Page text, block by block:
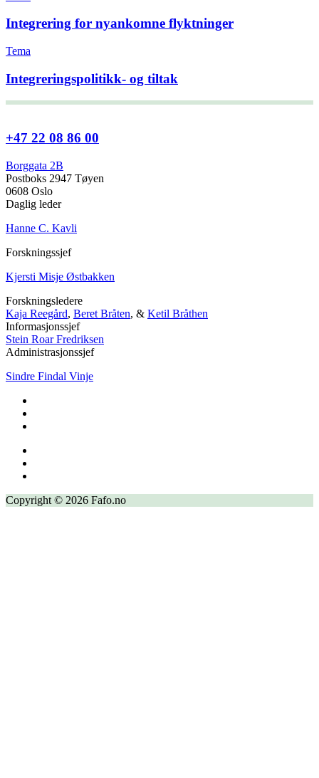
Integrering for nyankomne flyktninger
Tema
Integreringspolitikk- og tiltak
+47 22 08 86 00
Borggata 2B
Postboks 2947 Tøyen
0608 Oslo
Daglig leder
Hanne C. Kavli
Forskningssjef
Kjersti Misje Østbakken
Forskningsledere
Kaja Reegård, Beret Bråten, & Ketil Bråthen
Informasjonssjef
Stein Roar Fredriksen
Administrasjonssjef
Sindre Findal Vinje
Copyright © 2026 Fafo.no